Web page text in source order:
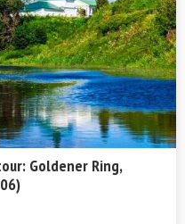
Goldener Ring,